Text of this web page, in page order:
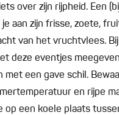
over zijn rijpheid. Een
aan zijn frisse, zoete,
van het vruchtvlees.
deze eventjes
met een gave schil.
en rijpe
op een koele plaats